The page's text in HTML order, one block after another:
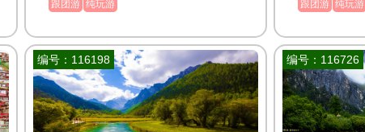
跟团游 纯玩游
跟团游 纯玩游
编号：116198 编号：116726